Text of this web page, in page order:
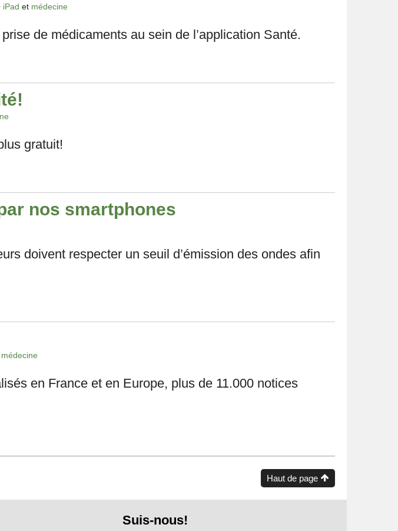
iPad et médecine
de médicaments au sein de l’application Santé.
gratuit!
nos smartphones
doivent respecter un seuil d’émission des ondes afin
médecine
en France et en Europe, plus de 11.000 notices
Haut de page
Suis-nous!